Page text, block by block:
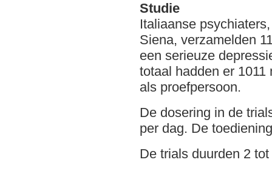
Studie
Italiaanse
Siena, verzamelden
een serieuze
totaal hadden er
als proefpersoon.
De dosering in de
per dag. De
De trials duurden 2